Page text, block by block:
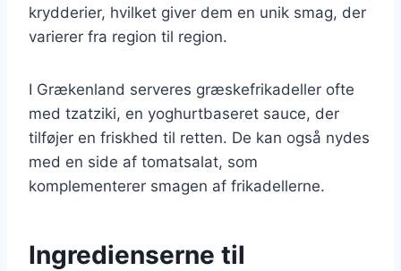
krydderier, hvilket giver dem en unik smag, der
varierer fra region til region.
I Grækenland serveres græskefrikadeller ofte
med tzatziki, en yoghurtbaseret sauce, der
tilføjer en friskhed til retten. De kan også nydes
med en side af tomatsalat, som
komplementerer smagen af frikadellerne.
Ingredienserne til